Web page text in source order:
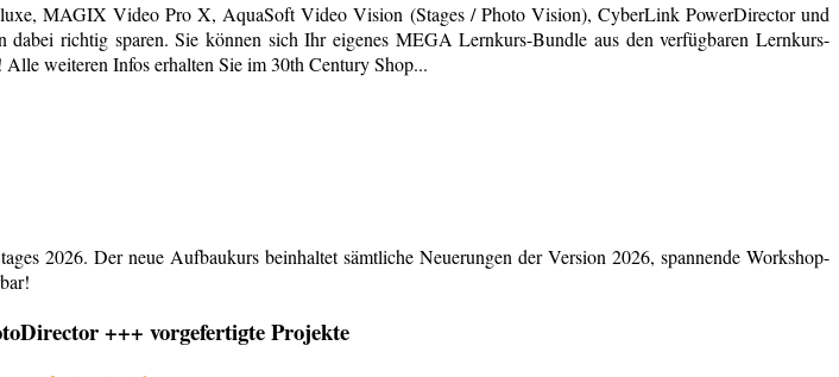
MAGIX Video Pro X, AquaSoft Video Vision (Stages / Photo Vision), CyberLink PowerDirector und
richtig sparen. Sie können sich Ihr eigenes MEGA Lernkurs-Bundle aus den verfügbaren Lernkurs-
weiteren Infos erhalten Sie im 30th Century Shop...
2026. Der neue Aufbaukurs beinhaltet sämtliche Neuerungen der Version 2026, spannende Workshop-
+++ vorgefertigte Projekte